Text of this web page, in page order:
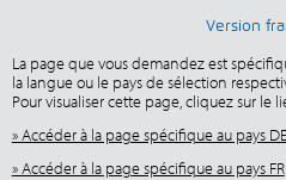
Version
La page que vous demandez est
la langue ou le pays de sélection
Pour visualiser cette page, cliquez sur le
» Accéder à la page spécifique au pays DE
» Accéder à la page spécifique au pays FR